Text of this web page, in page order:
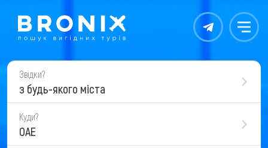
Контакты Меню
Звідки?
з будь-якого міста
Куди?
ОАЕ